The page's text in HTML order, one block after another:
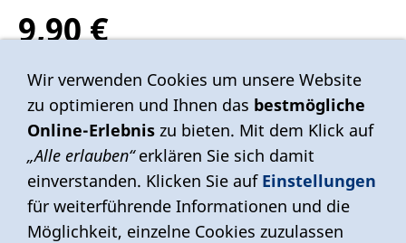
9,90 €
Inkl. 19 % USt. zzgl.Versand
Sofort ab Lager
In den Warenkorb
Für später merken
Wir verwenden Cookies um unsere Website
zu optimieren und Ihnen das bestmögliche
Online-Erlebnis zu bieten. Mit dem Klick auf
„Alle erlauben“erklären Sie sich damit
einverstanden. Klicken Sie auf Einstellungen
für weiterführende Informationen und die
Möglichkeit, einzelne Cookies zuzulassen